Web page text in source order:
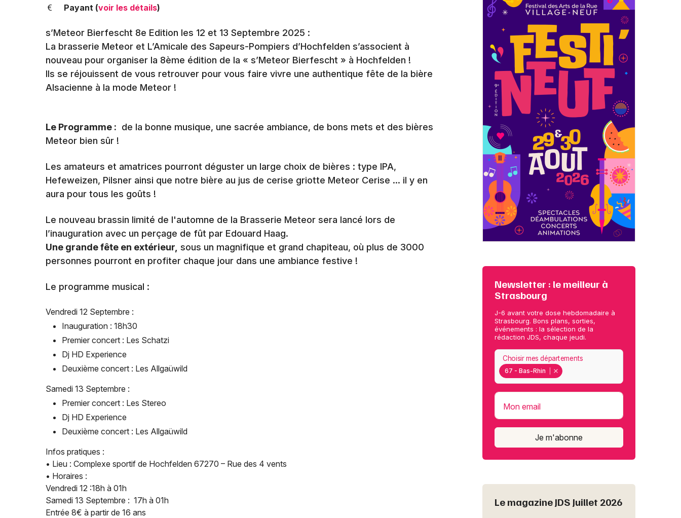
Sports
Soirées
Expos
Fêtes dans le Bas-Rhin
Fêtes dans le Grand Est
Nantes
Nice
Toulouse
Payant (voir les détails)
s’Meteor Bierfescht 8e Edition les 12 et 13 Septembre 2025 :
La brasserie Meteor et L’Amicale des Sapeurs-Pompiers d’Hochfelden s’associent à
nouveau pour organiser la 8ème édition de la « s’Meteor Bierfescht » à Hochfelden !
Ils se réjouissent de vous retrouver pour vous faire vivre une authentique fête de la bière
Alsacienne à la mode Meteor !
Le Programme : de la bonne musique, une sacrée ambiance, de bons mets et des bières
Meteor bien sûr !
Les amateurs et amatrices pourront déguster un large choix de bières : type IPA,
Hefeweizen, Pilsner ainsi que notre bière au jus de cerise griotte Meteor Cerise … il y en
aura pour tous les goûts !
Le nouveau brassin limité de l'automne de la Brasserie Meteor sera lancé lors de
l’inauguration avec un perçage de fût par Edouard Haag.
Une grande fête en extérieur, sous un magnifique et grand chapiteau, où plus de 3000
personnes pourront en profiter chaque jour dans une ambiance festive !
Le programme musical :
Vendredi 12 Septembre :
Inauguration : 18h30
Premier concert : Les Schatzi
Dj HD Experience
Deuxième concert : Les Allgaüwild
Samedi 13 Septembre :
Premier concert : Les Stereo
Dj HD Experience
Deuxième concert : Les Allgaüwild
Infos pratiques :
• Lieu : Complexe sportif de Hochfelden 67270 – Rue des 4 vents
• Horaires :
Vendredi 12 :18h à 01h
Samedi 13 Septembre : 17h à 01h
Entrée 8€ à partir de 16 ans
Newsletter : le meilleur à
Strasbourg
J-6 avant votre dose hebdomadaire à
Strasbourg. Bons plans, sorties,
événements : la sélection de la
rédaction JDS, chaque jeudi.
67 - Bas-Rhin
Choisir mes départements
Mon email
Je m'abonne
Le magazine JDS Juillet 2026